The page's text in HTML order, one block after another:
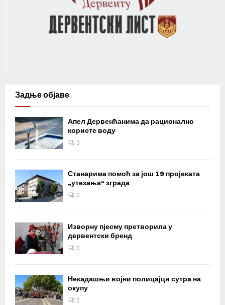
Задње објаве
Апел Дервенћанима да рационално
користе воду
0
Станарима помоћ за још 19 пројеката
„утезања“ зграда
0
Изворну пјесму претворила у
дервентски бренд
0
Некадашњи војни полицајци сутра на
окупу
0